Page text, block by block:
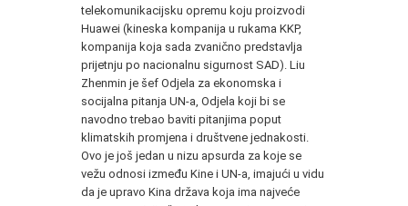
telekomunikacijsku opremu koju proizvodi
Huawei (kineska kompanija u rukama KKP,
kompanija koja sada zvanično predstavlja
prijetnju po nacionalnu sigurnost SAD). Liu
Zhenmin je šef Odjela za ekonomska i
socijalna pitanja UN-a, Odjela koji bi se
navodno trebao baviti pitanjima poput
klimatskih promjena i društvene jednakosti.
Ovo je još jedan u nizu apsurda za koje se
vežu odnosi između Kine i UN-a, imajući u vidu
da je upravo Kina država koja ima najveće